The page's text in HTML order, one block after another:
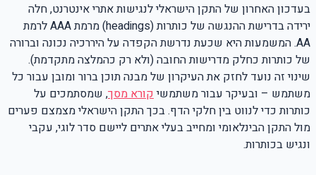
בעדכון האחרון של התקן הישראלי לנגישות אתרי אינטרנט, חלה
ירידה בדרישת ההנגשה של כותרות (headings) מרמת AAA לרמת
AA. המשמעות היא שכעת נדרשת הקפדה על היררכיה נכונה וברורה
של כותרות כחלק מדרישות החובה (ולא רק כהמלצה מתקדמת).
שינוי זה נועד לחזק את העיקרון של מבנה תוכן ברור ומובן עבור כל
משתמש – ובעיקר עבור משתמשיקורא מסך, שמסתמכים על
כותרות כדי לנווט בין חלקי הדף. בכך התקן הישראלי מצמצם פערים
מול התקן הבינלאומי ומחייב בעלי אתרים ליישם סדר לוגי, עקבי
ונגיש בכותרות.